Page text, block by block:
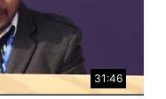
31:46